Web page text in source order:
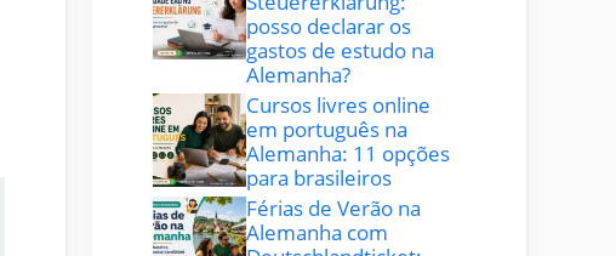
posso declarar os
gastos de estudo na
Alemanha?
Cursos livres online
em português na
Alemanha: 11 opções
para brasileiros
Férias de Verão na
Alemanha com